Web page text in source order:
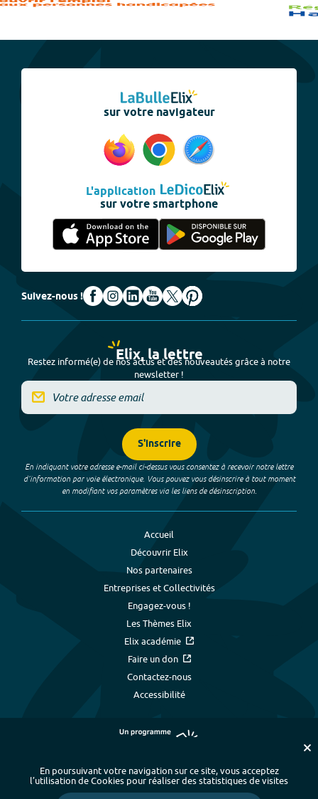
sur votre navigateur
L'application
sur votre smartphone
Suivez-nous !
Elix, la lettre
Restez informé(e) de nos actus et des nouveautés grâce à notre
newsletter !
S'inscrire
En indiquant votre adresse e-mail ci-dessus vous consentez à recevoir notre lettre
d’information par voie électronique. Vous pouvez vous désinscrire à tout moment
en modifiant vos paramètres via les liens de désinscription.
Accueil
Découvrir Elix
Nos partenaires
Entreprises et Collectivités
Engagez-vous !
Les Thèmes Elix
Elix académie
Faire un don
Contactez-nous
Accessibilité
Plan du site - Index alphabétique -
En poursuivant votre navigation sur ce site, vous acceptez
l’utilisation de Cookies pour réaliser des statistiques de visites